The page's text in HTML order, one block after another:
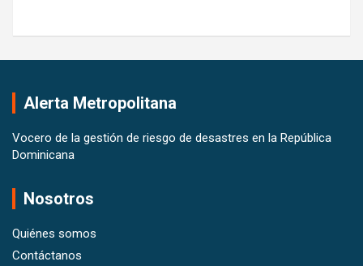
Alerta Metropolitana
Vocero de la gestión de riesgo de desastres en la República
Dominicana
Nosotros
Quiénes somos
Contáctanos